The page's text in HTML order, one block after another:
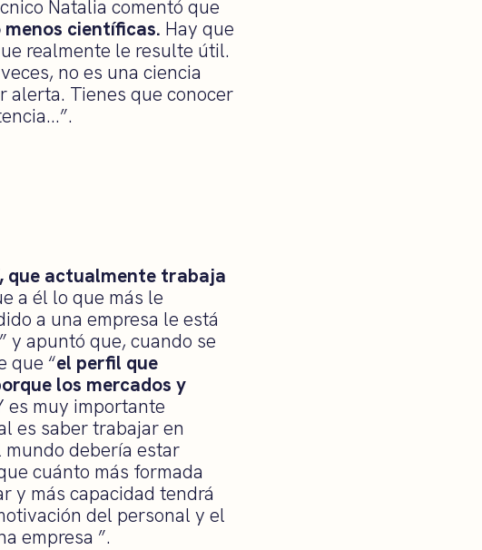
Natalia comentó que
científicas. Hay que
realmente le resulte útil.
no es una ciencia
alerta. Tienes que conocer
que actualmente trabaja
a él lo que más le
a una empresa le está
y apuntó que, cuando se
que “el perfil que
los mercados y
es muy importante
es saber trabajar en
mundo debería estar
cuánto más formada
y más capacidad tendrá
del personal y el
empresa ”.